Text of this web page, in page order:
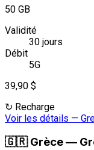
50 GB
Validité
30 jours
Débit
5G
39,90 $
↻ Recharge
Voir les détails —
🇬🇷 Grèce—